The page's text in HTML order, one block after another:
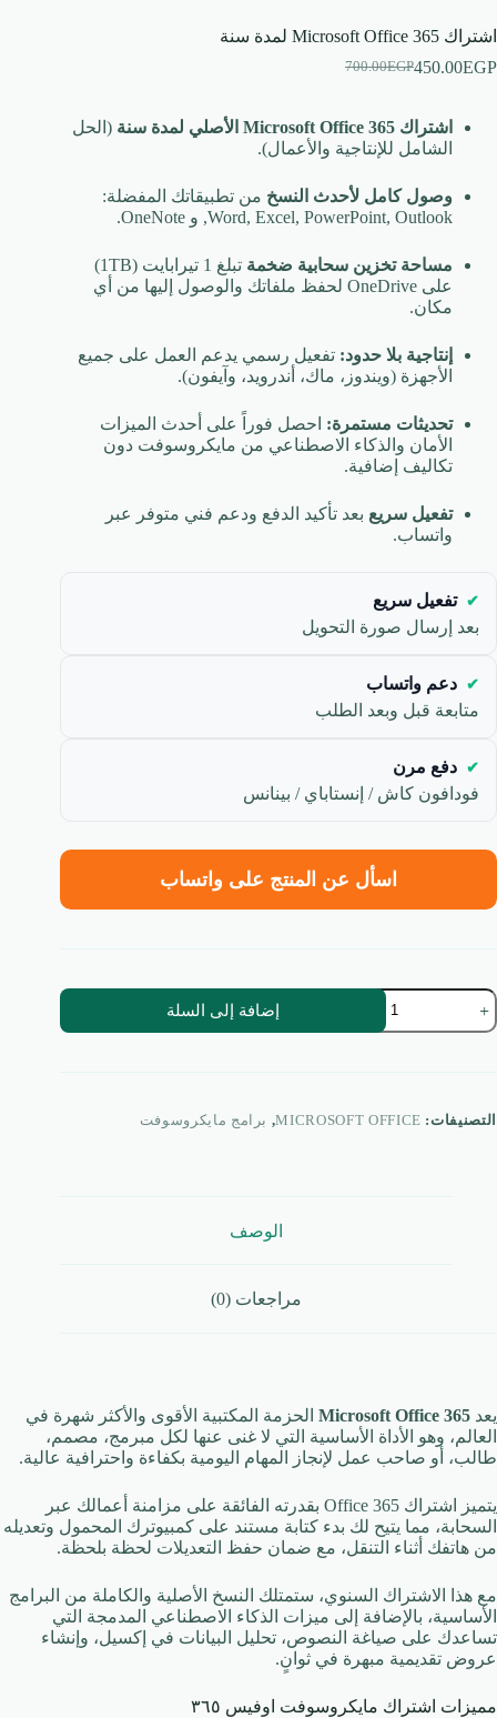
اشتراك Microsoft Office 365 لمدة سنة
700.00EGP
السعر
هو:
700.00EGP.
450.00EGP
السعر
هو:
450.00EGP.
اشتراك Microsoft Office 365 الأصلي لمدة سنة
(الحل
الشامل للإنتاجية والأعمال).
وصول كامل لأحدث النسخ من تطبيقاتك المفضلة:
Word, Excel, PowerPoint, Outlook, و OneNote.
مساحة تخزين سحابية ضخمة
تبلغ 1 تيرابايت (1TB)
على OneDrive لحفظ ملفاتك والوصول إليها من أي
مكان.
إنتاجية بلا حدود: تفعيل رسمي يدعم العمل على جميع
الأجهزة (ويندوز، ماك، أندرويد، وآيفون).
تحديثات مستمرة: احصل فوراً على أحدث الميزات
الأمان والذكاء الاصطناعي من مايكروسوفت دون
تكاليف إضافية.
تفعيل سريع بعد تأكيد الدفع ودعم فني متوفر عبر
واتساب.
تفعيل سريع
بعد إرسال صورة التحويل
دعم واتساب
متابعة قبل وبعد الطلب
دفع مرن
فودافون كاش / إنستاباي / بينانس
اسأل عن المنتج على واتساب
كمية
اشتراك
Microsoft
سنة
إضافة إلى السلة
التصنيفات: MICROSOFT OFFICE
, برامج مايكروسوفت
الوصف
مراجعات (0)
يعد Microsoft Office 365 الحزمة المكتبية الأقوى والأكثر شهرة في
العالم، وهو الأداة الأساسية التي لا غنى عنها لكل مبرمج، مصمم،
طالب، أو صاحب عمل لإنجاز المهام اليومية بكفاءة واحترافية عالية.
يتميز اشتراك Office 365 بقدرته الفائقة على مزامنة أعمالك عبر
السحابة، مما يتيح لك بدء كتابة مستند على كمبيوترك المحمول وتعديله
من هاتفك أثناء التنقل، مع ضمان حفظ التعديلات لحظة بلحظة.
مع هذا الاشتراك السنوي، ستمتلك النسخ الأصلية والكاملة من البرامج
الأساسية، بالإضافة إلى ميزات الذكاء الاصطناعي المدمجة التي
تساعدك على صياغة النصوص، تحليل البيانات في إكسيل، وإنشاء
عروض تقديمية مبهرة في ثوانٍ.
مميزات اشتراك مايكروسوفت اوفيس ٣٦٥